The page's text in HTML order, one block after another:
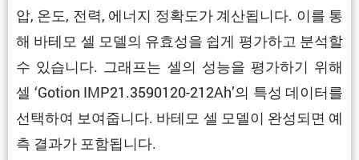
압, 온도, 전력, 에너지 정확도가 계산됩니다. 이를 통
해 바테모 셀 모델의 유효성을 쉽게 평가하고 분석할
수 있습니다. 그래프는 셀의 성능을 평가하기 위해
셀 ‘Gotion IMP21.3590120-212Ah’의 특성 데이터를
선택하여 보여줍니다. 바테모 셀 모델이 완성되면 예
측 결과가 포함됩니다.